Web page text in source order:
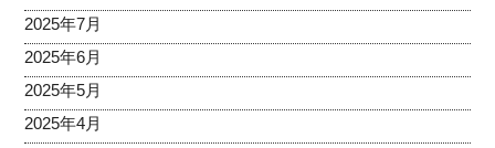
2025年7月
2025年6月
2025年5月
2025年4月